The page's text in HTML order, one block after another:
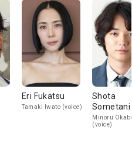
Eri Fukatsu
Tamaki Iwato (voice)
Shota
Sometani
Minoru
(voice)